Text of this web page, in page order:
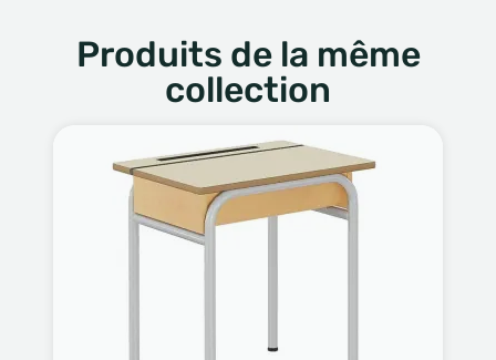
Produits de la même
collection